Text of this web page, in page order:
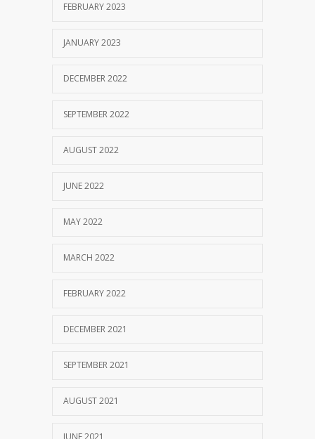
FEBRUARY 2023
JANUARY 2023
DECEMBER 2022
SEPTEMBER 2022
AUGUST 2022
JUNE 2022
MAY 2022
MARCH 2022
FEBRUARY 2022
DECEMBER 2021
SEPTEMBER 2021
AUGUST 2021